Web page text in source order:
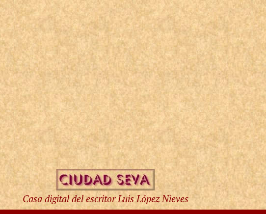
Casa digital del escritor Luis López Nieves